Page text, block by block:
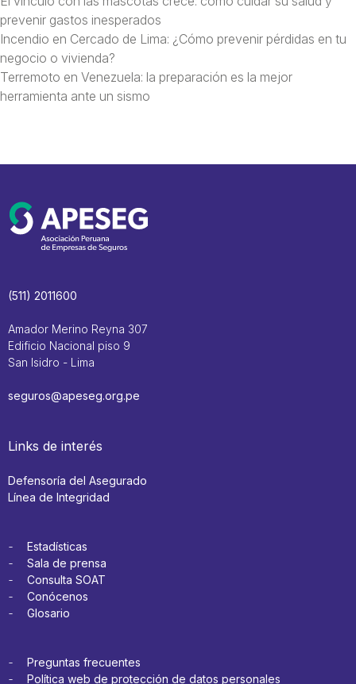
prevenir gastos inesperados
Incendio en Cercado de Lima: ¿Cómo prevenir pérdidas en tu
negocio o vivienda?
Terremoto en Venezuela: la preparación es la mejor
herramienta ante un sismo
(511) 2011600
Amador Merino Reyna 307
Edificio Nacional piso 9
San Isidro - Lima
seguros@apeseg.org.pe
Links de interés
Defensoría del Asegurado
Línea de Integridad
Estadísticas
Sala de prensa
Consulta SOAT
Conócenos
Glosario
Preguntas frecuentes
Política web de protección de datos personales